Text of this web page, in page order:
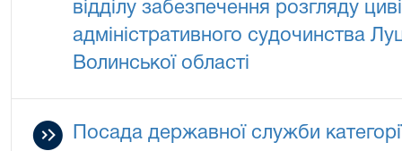
відділу забезпечення розгляду
адміністративного судочинства
Волинської області
Посада державної служби